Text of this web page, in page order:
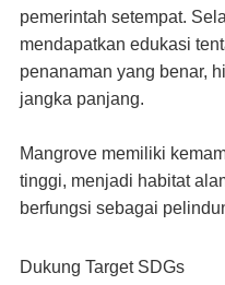
pemerintah setempat.
mendapatkan edukasi
penanaman yang benar,
jangka panjang.
Mangrove memiliki
tinggi, menjadi habitat
berfungsi sebagai
Dukung Target SDGs